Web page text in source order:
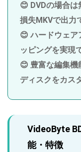
😊 DVDの場合
損失MKVで出力
😊 ハードウェア
ッピングを実現
😊 豊富な編集
ディスクをカス
VideoByte
能・特徴